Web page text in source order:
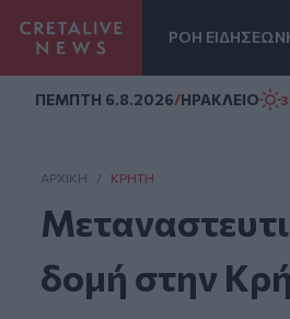
ΡΟΗ ΕΙΔΗΣΕΩΝ
ΠΕΜΠΤΗ 6.8.2026/ΗΡΑΚΛΕΙΟ
ΑΡΧΙΚΗ / ΚΡΉΤΗ
δομή στην